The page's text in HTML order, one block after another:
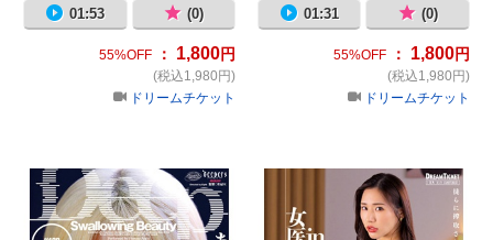
01:53 (0)
55%OFF ： 1,800円
(税込1,980円)
ドリームチケット
01:31 (0)
55%OFF： 1,800円
(税込1,980円)
ドリームチケット
私の喉はオチ⚫ポケースです 奥深